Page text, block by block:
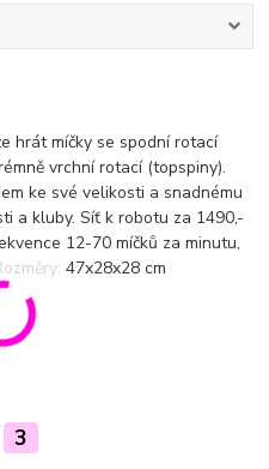
hrát míčky se spodní rotací
vrchní rotací (topspiny).
ke své velikosti a snadnému
a kluby. Síť k robotu za 1490,-
12-70 míčků za minutu,
47x28x28 cm
3